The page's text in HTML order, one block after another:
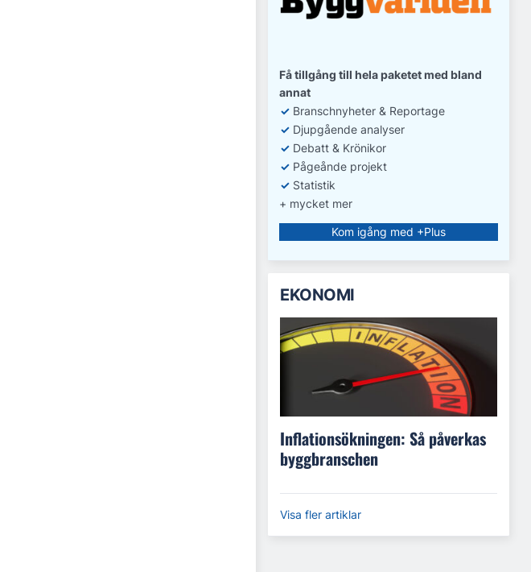
Få tillgång till hela paketet med bland
annat
✓ Branschnyheter & Reportage
✓ Djupgående analyser
✓ Debatt & Krönikor
✓ Pågeånde projekt
✓ Statistik
+ mycket mer
Kom igång med +Plus
EKONOMI
Inflationsökningen: Så påverkas
byggbranschen
Visa fler artiklar